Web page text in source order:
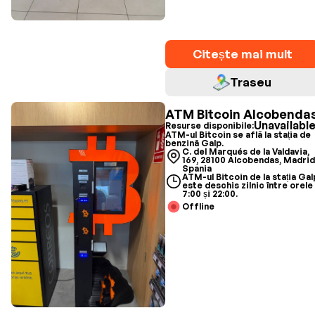
Citește mai mult
Traseu
ATM Bitcoin
Resurse disponibile:Unavailable
ATM-ul Bitcoin se află la stația de
benzină Galp.
C. del Marqués de la Valdavia,
169, 28100 Alcobendas,
Spania
ATM-ul Bitcoin de la stația
este deschis zilnic între orele
7:00 și 22:00.
Offline